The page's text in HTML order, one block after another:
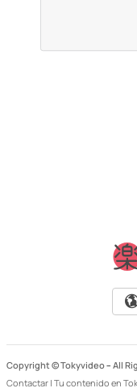
Copyright © Tokyvideo – All
Contactar | Tu contenido en